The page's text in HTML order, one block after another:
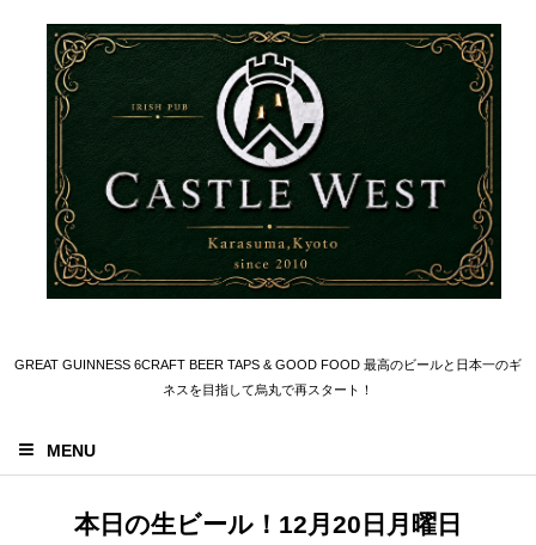
GREAT GUINNESS 6CRAFT BEER TAPS & GOOD FOOD 最高のビールと日本一のギ
ネスを目指して烏丸で再スタート！
MENU
本日の生ビール！12月20日月曜日